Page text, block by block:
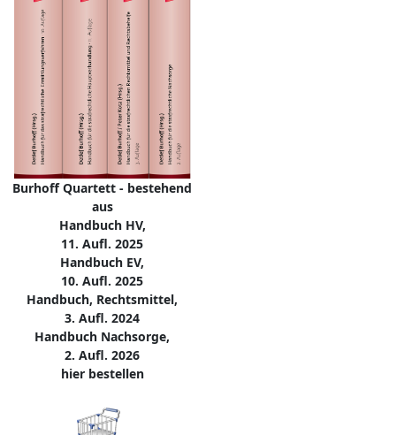
Burhoff Quartett - bestehend
aus
Handbuch HV,
11. Aufl. 2025
Handbuch EV,
10. Aufl. 2025
Handbuch, Rechtsmittel,
3. Aufl. 2024
Handbuch Nachsorge,
2. Aufl. 2026
hier bestellen